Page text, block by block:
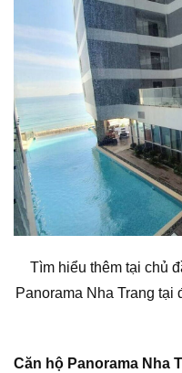
Tìm hiểu thêm tại chủ
Panorama Nha Trang tại
Căn hộ Panorama Nha